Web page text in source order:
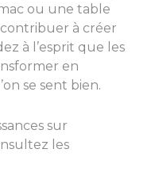
ou une table
à créer
à l’esprit que les
en
se sent bien.
sur
les